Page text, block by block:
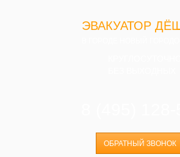
ЭВАКУАТОР
ОБРАТНЫЙ ЗВОНОК